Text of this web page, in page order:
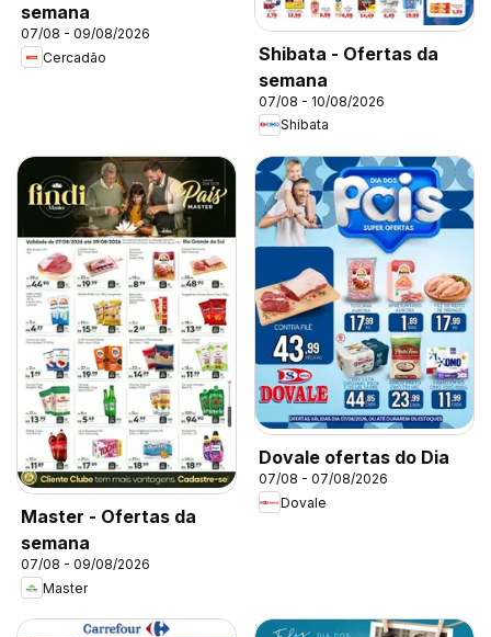
semana
07/08 - 09/08/2026
Cercadão
Shibata - Ofertas da
semana
07/08 - 10/08/2026
Shibata
Master - Ofertas da
semana
07/08 - 09/08/2026
Master
Dovale ofertas do Dia
07/08 - 07/08/2026
Dovale